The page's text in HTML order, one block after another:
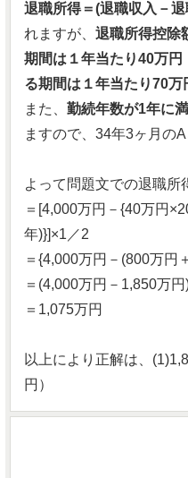
退職所得＝(退職収入－
れますが、 退職所得控除
期間は１年当たり40万円
る期間は１年当たり70万
また、 勤続年数が1年に
ますので、34年3ヶ月の
よって問題文での退職所
＝[4,000万円－{40万円
年)}]×1／2
＝{4,000万円－(800万円
＝(4,000万円－1,850万
＝1,075万円
以上により正解は、
円）